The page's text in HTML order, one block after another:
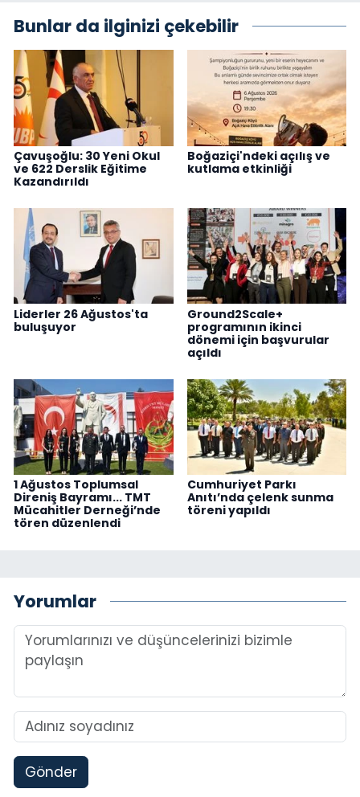
Bunlar da ilginizi çekebilir
Çavuşoğlu: 30 Yeni Okul
ve 622 Derslik Eğitime
Kazandırıldı
Boğaziçi'ndeki açılış ve
kutlama etkinliği
Liderler 26 Ağustos'ta
buluşuyor
Ground2Scale+
programının ikinci
dönemi için başvurular
açıldı
1 Ağustos Toplumsal
Direniş Bayramı... TMT
Mücahitler Derneği’nde
tören düzenlendi
Cumhuriyet Parkı
Anıtı’nda çelenk sunma
töreni yapıldı
Yorumlar
Gönder